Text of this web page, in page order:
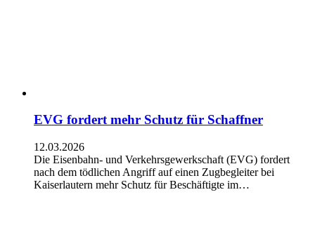
EVG fordert mehr Schutz für Schaffner
12.03.2026
Die Eisenbahn- und Verkehrsgewerkschaft (EVG) fordert
nach dem tödlichen Angriff auf einen Zugbegleiter bei
Kaiserlautern mehr Schutz für Beschäftigte im…